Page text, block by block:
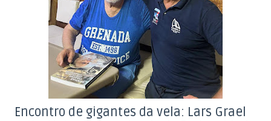
Encontro de gigantes da vela: Lars Grael